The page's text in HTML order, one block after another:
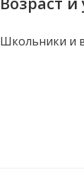
Школьники и